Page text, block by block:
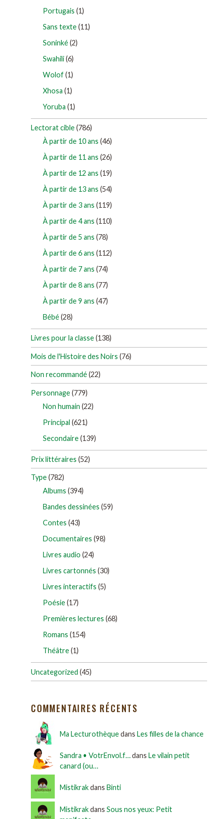
Portugais (1)
Sans texte(11)
Soninké(2)
Swahili(6)
Wolof(1)
Xhosa (1)
Yoruba (1)
Lectorat cible(786)
À partir de 10 ans (46)
À partir de 11 ans (26)
À partir de 12 ans (19)
À partir de 13 ans (54)
À partir de 3 ans (119)
À partir de 4 ans (110)
À partir de 5 ans (78)
À partir de 6 ans (112)
À partir de 7 ans (74)
À partir de 8 ans (77)
À partir de 9 ans (47)
Bébé(28)
Livres pour la classe(138)
Mois de l'Histoire des Noirs (76)
Non recommandé(22)
Personnage(779)
Non humain (22)
Principal (621)
Secondaire(139)
Prix littéraires (52)
Type(782)
Albums (394)
Bandes dessinées (59)
Contes (43)
Documentaires (98)
Livres audio (24)
Livres cartonnés (30)
Livres interactifs (5)
Poésie(17)
Premières lectures (68)
Romans (154)
Théâtre(1)
Uncategorized (45)
COMMENTAIRES RÉCENTS
Ma Lecturothèquedans Les filles de la chance
Sandra • VotrEnvol.f…dans Le vilain petit
canard (ou…
Mistikrakdans Binti
Mistikrakdans Sous nos yeux: Petit